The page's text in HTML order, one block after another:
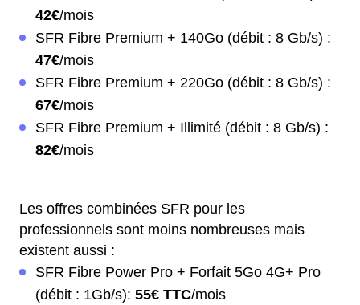
42€/mois
SFR Fibre Premium + 140Go (débit : 8 Gb/s) :
47€/mois
SFR Fibre Premium + 220Go (débit : 8 Gb/s) :
67€/mois
SFR Fibre Premium + Illimité (débit : 8 Gb/s) :
82€/mois
Les offres combinées SFR pour les
professionnels sont moins nombreuses mais
existent aussi :
SFR Fibre Power Pro + Forfait 5Go 4G+ Pro
(débit : 1Gb/s): 55€ TTC/mois